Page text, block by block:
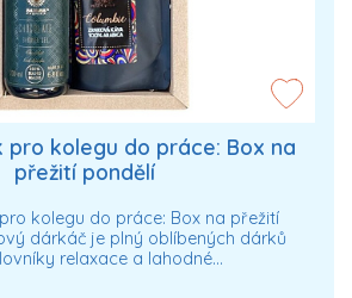
pro kolegu do práce: Box na
přežití pondělí
kolegu do práce: Box na přežití
dárkáč je plný oblíbených dárků
relaxace a lahodné…